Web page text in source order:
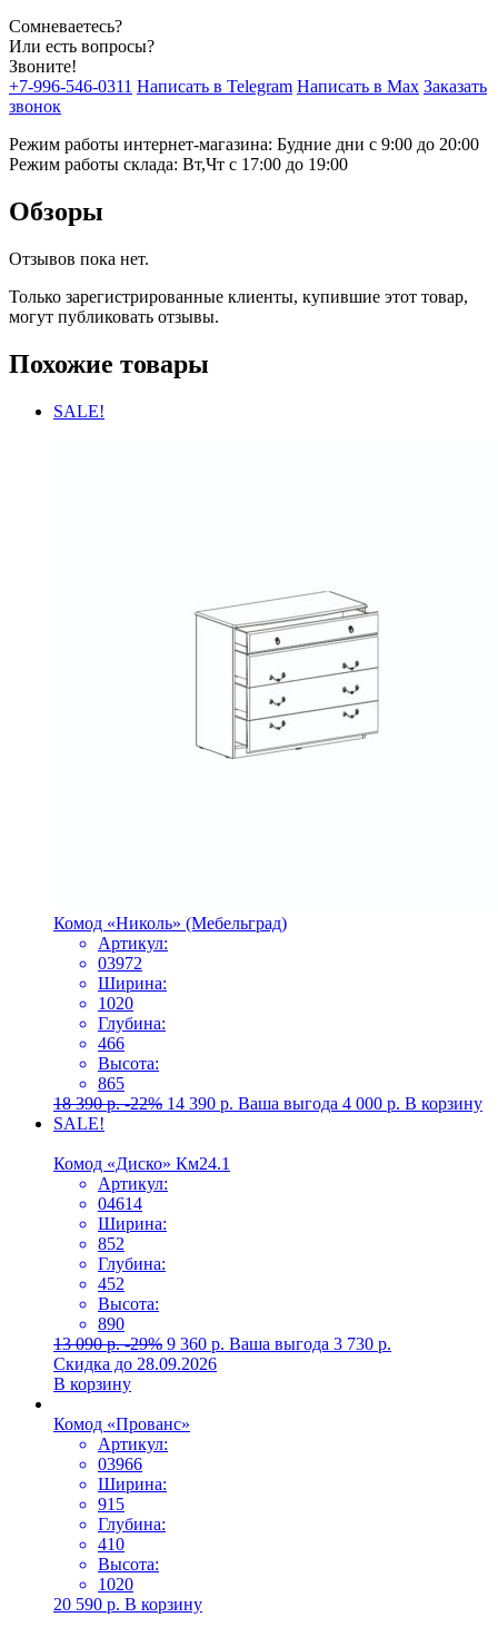
Сомневаетесь?
Или есть вопросы?
Звоните!
+7-996-546-0311 Написать в Telegram Написать в Max Заказать
звонок
Режим работы интернет-магазина: Будние дни с 9:00 до 20:00
Режим работы склада: Вт,Чт с 17:00 до 19:00
Обзоры
Отзывов пока нет.
Только зарегистрированные клиенты, купившие этот товар,
могут публиковать отзывы.
Похожие товары
SALE!
Комод «Николь» (Мебельград)
Артикул:
03972
Ширина:
1020
Глубина:
466
Высота:
865
18 390р. -22% 14 390 р. Ваша выгода 4 000 р. В корзину
SALE!
Комод «Диско» Км24.1
Артикул:
04614
Ширина:
852
Глубина:
452
Высота:
890
13 090р. -29% 9 360 р. Ваша выгода 3 730 р.
Скидка до 28.09.2026
В корзину
Комод «Прованс»
Артикул:
03966
Ширина:
915
Глубина:
410
Высота:
1020
20 590 р. В корзину